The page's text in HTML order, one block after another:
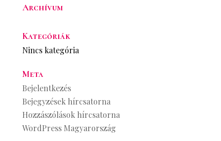
Archívum
Kategóriák
Nincs kategória
Meta
Bejelentkezés
Bejegyzések hírcsatorna
Hozzászólások hírcsatorna
WordPress Magyarország